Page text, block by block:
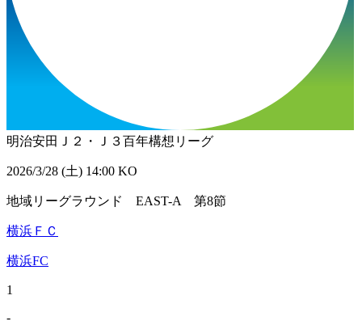
明治安田Ｊ２・Ｊ３百年構想リーグ
2026/3/28 (土) 14:00 KO
地域リーグラウンド EAST-A 第8節
横浜ＦＣ
横浜FC
1
-